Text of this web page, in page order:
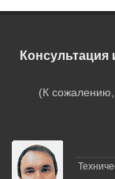
Консультация
(К